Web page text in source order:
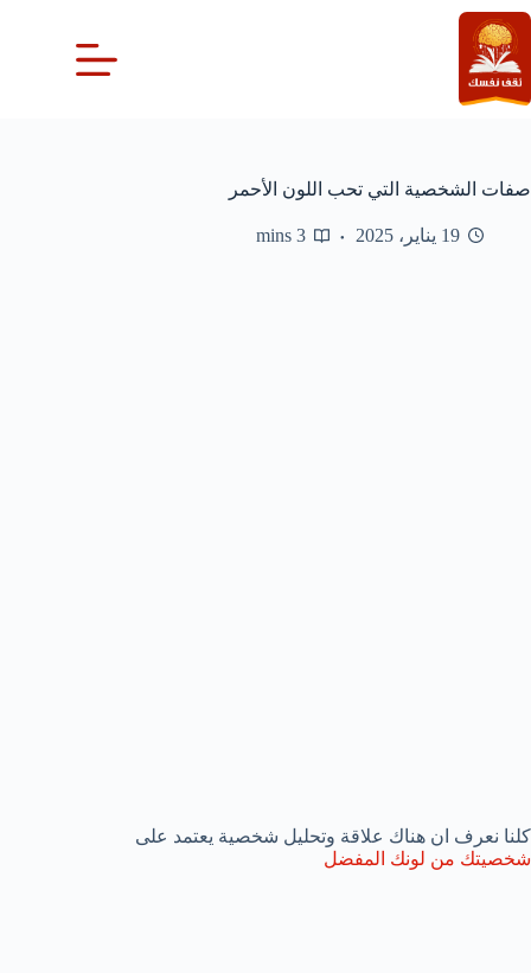
التجاوز
إلى
المحتوى
صفات الشخصية التي تحب اللون الأحمر
19 يناير، 2025 3 mins
كلنا نعرف ان هناك علاقة وتحليل شخصية يعتمد على
شخصيتك من لونك المفضل